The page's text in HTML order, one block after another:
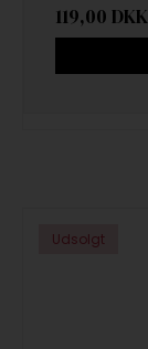
119,00 DKK
Udsolgt